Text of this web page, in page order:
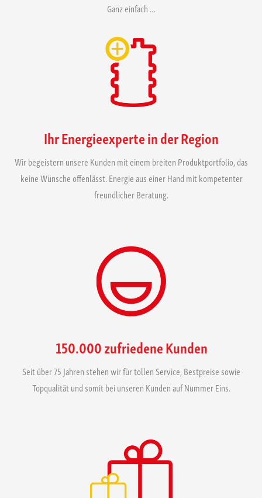
Ganz einfach …
Ihr Energieexperte in der Region
Wir begeistern unsere Kunden mit einem breiten Produktportfolio, das
keine Wünsche offenlässt. Energie aus einer Hand mit kompetenter
freundlicher Beratung.
150.000 zufriedene Kunden
Seit über 75 Jahren stehen wir für tollen Service, Bestpreise sowie
Topqualität und somit bei unseren Kunden auf Nummer Eins.